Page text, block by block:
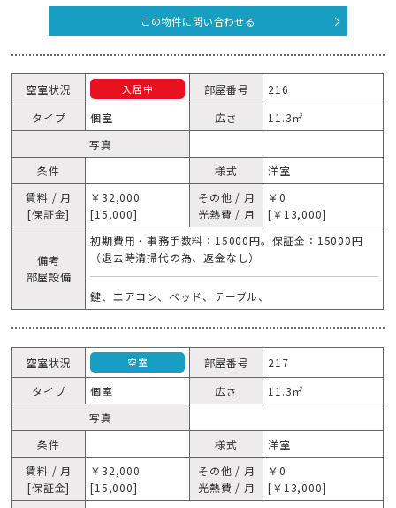
この物件に問い合わせる
空室状況 入居中 部屋番号
216
タイプ
個室 広さ
11.3㎥
写真
条件
様式
洋室
賃料 / 月
[保証金]
￥32,000
[15,000]
その他 / 月
光熱費 / 月
￥0
[￥13,000]
備考
部屋設備
初期費用・事務手数料：15000円。保証金：15000円
（退去時清掃代の為、返金なし）
鍵、エアコン、ベッド、テーブル、
空室状況 空室 部屋番号
217
タイプ
個室 広さ
11.3㎥
写真
条件
様式
洋室
賃料 / 月
[保証金]
￥32,000
[15,000]
その他 / 月
光熱費 / 月
￥0
[￥13,000]